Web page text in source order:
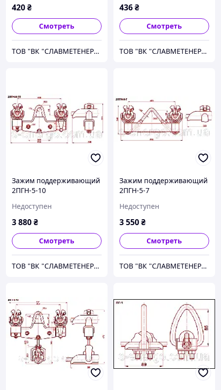
420₴
Смотреть
ТОВ "ВК "СЛАВМЕТЕНЕРГО"
436₴
Смотреть
ТОВ "ВК "СЛАВМЕТЕНЕРГО"
Зажим поддерживающий
2ПГН-5-10
Недоступен
3 880₴
Смотреть
ТОВ "ВК "СЛАВМЕТЕНЕРГО"
Зажим поддерживающий
2ПГН-5-7
Недоступен
3 550₴
Смотреть
ТОВ "ВК "СЛАВМЕТЕНЕРГО"